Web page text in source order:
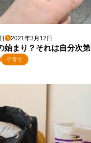
2021年3月12日
始まり？それは自分次第
子育て